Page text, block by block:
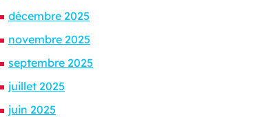
décembre 2025
novembre 2025
septembre 2025
juillet 2025
juin 2025